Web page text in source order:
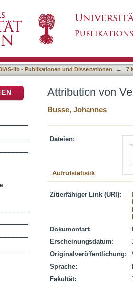
lib - Publikationen und Dissertationen → 7
Attribution von
Busse, Johannes
Dateien:
Aufrufstatistik
Zitierfähiger Link (URI):
Dokumentart:
Erscheinungsdatum:
Originalveröffentlichung:
Sprache:
Fakultät: